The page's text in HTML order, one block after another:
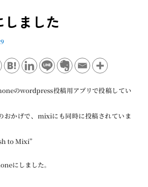
しました
のwordpress投稿用アプリで投稿してい
おかげで、mixiにも同時に投稿されていま
to Mixi”
にしました。